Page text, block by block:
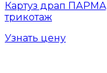
Картуз драп
трикотаж
Узнать цену